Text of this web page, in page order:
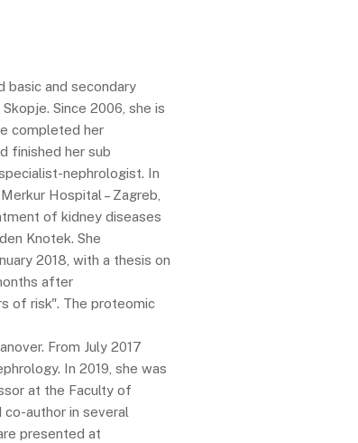
basic and secondary
Since 2006, she is
completed her
finished her sub
nephrologist. In
Hospital – Zagreb,
of kidney diseases
Knotek. She
2018, with a thesis on
after
of risk". The proteomic
From July 2017
In 2019, she was
at the Faculty of
co-author in several
presented at